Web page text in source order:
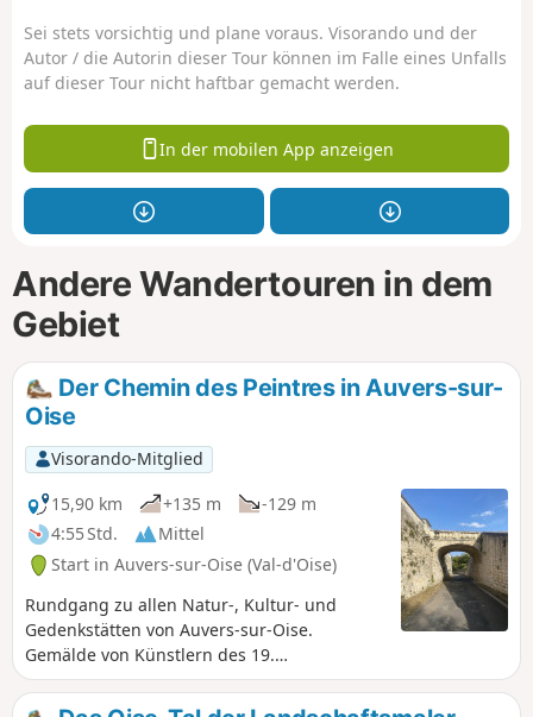
Sei stets vorsichtig und plane voraus. Visorando und der
Autor / die Autorin dieser Tour können im Falle eines Unfalls
auf dieser Tour nicht haftbar gemacht werden.
In der mobilen App anzeigen
Andere Wandertouren in dem
Gebiet
Der Chemin des Peintres in Auvers-sur-
Oise
Visorando-Mitglied
15,90 km
+135 m
-129 m
4:55 Std.
Mittel
Start in Auvers-sur-Oise (Val-d'Oise)
Rundgang zu allen Natur-, Kultur- und
Gedenkstätten von Auvers-sur-Oise.
Gemälde von Künstlern des 19.
Jahrhunderts, illustriert durch „Le Chemin
des Peintres” (Der Weg der Maler).